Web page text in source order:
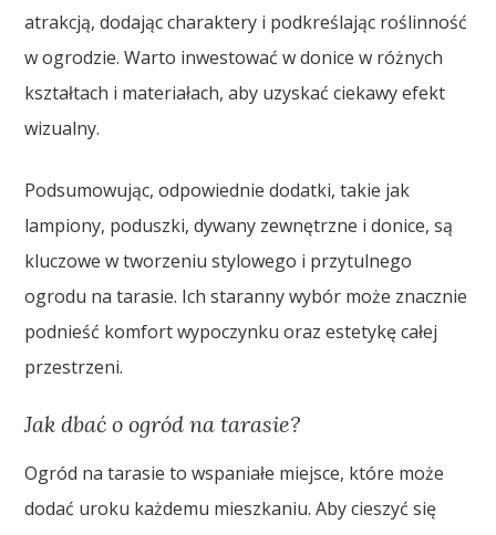
atrakcją, dodając charaktery i podkreślając roślinność
w ogrodzie. Warto inwestować w donice w różnych
kształtach i materiałach, aby uzyskać ciekawy efekt
wizualny.
Podsumowując, odpowiednie dodatki, takie jak
lampiony, poduszki, dywany zewnętrzne i donice, są
kluczowe w tworzeniu stylowego i przytulnego
ogrodu na tarasie. Ich staranny wybór może znacznie
podnieść komfort wypoczynku oraz estetykę całej
przestrzeni.
Jak dbać o ogród na tarasie?
Ogród na tarasie to wspaniałe miejsce, które może
dodać uroku każdemu mieszkaniu. Aby cieszyć się